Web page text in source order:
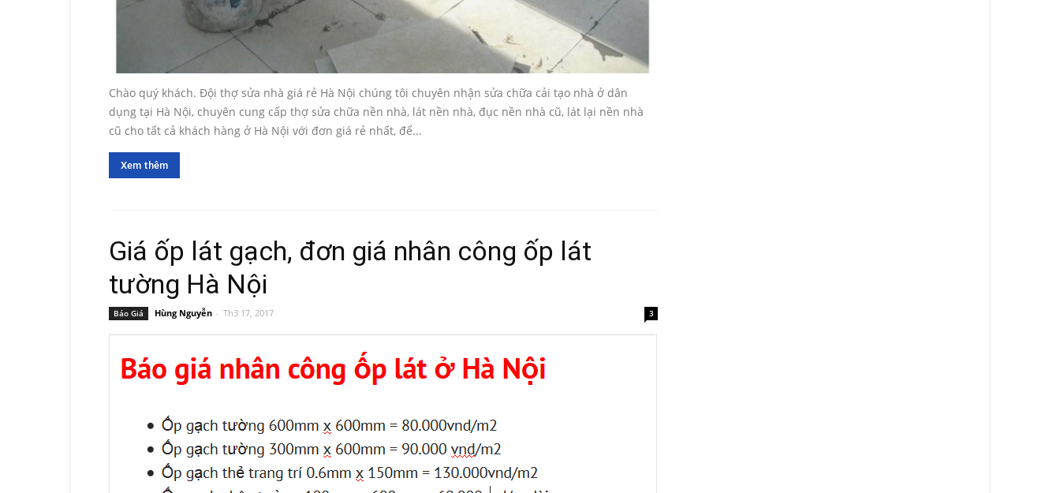
Chào quý khách. Đội thợ sửa nhà giá rẻ Hà Nội chúng tôi chuyên nhận sửa chữa cải tạo nhà ở dân
dụng tại Hà Nội, chuyên cung cấp thợ sửa chữa nền nhà, lát nền nhà, đục nền nhà cũ, lát lại nền nhà
cũ cho tất cả khách hàng ở Hà Nội với đơn giá rẻ nhất, để...
Xem thêm
Giá ốp lát gạch, đơn giá nhân công ốp lát
tường Hà Nội
Báo Giá Hùng Nguyễn - Th3 17, 2017 3